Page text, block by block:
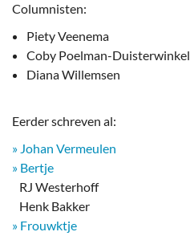
Columnisten:
Piety Veenema
Coby Poelman-Duisterwinkel
Diana Willemsen
Eerder schreven al:
» Johan Vermeulen
» Bertje
RJ Westerhoff
Henk Bakker
» Frouwktje